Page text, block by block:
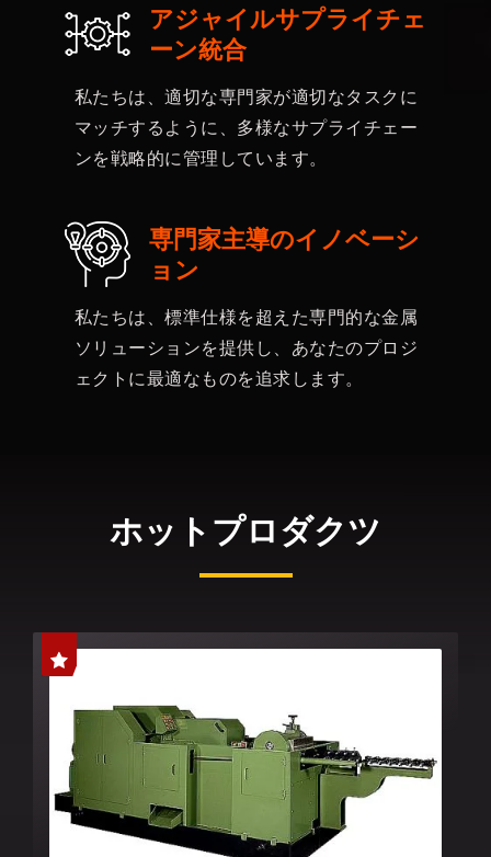
アジャイルサプライチェ
ーン統合
私たちは、適切な専門家が適切なタスクに
マッチするように、多様なサプライチェー
ンを戦略的に管理しています。
専門家主導のイノベーシ
ョン
私たちは、標準仕様を超えた専門的な金属
ソリューションを提供し、あなたのプロジ
ェクトに最適なものを追求します。
ホットプロダクツ